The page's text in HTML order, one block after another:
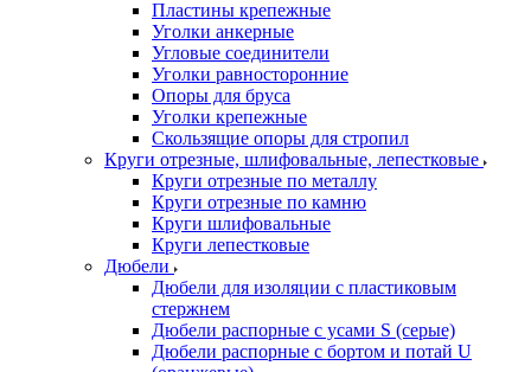
Пластины крепежные
Уголки анкерные
Угловые соединители
Уголки равносторонние
Опоры для бруса
Уголки крепежные
Скользящие опоры для стропил
Круги отрезные, шлифовальные, лепестковые
Круги отрезные по металлу
Круги отрезные по камню
Круги шлифовальные
Круги лепестковые
Дюбели
Дюбели для изоляции с пластиковым
стержнем
Дюбели распорные с усами S (серые)
Дюбели распорные c бортом и потай U